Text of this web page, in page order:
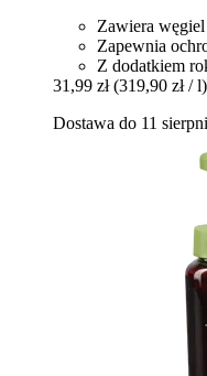
Zawiera
Zapewnia
Z dodatkiem
31,99 zł (319,90 zł / l)
Dostawa do 11